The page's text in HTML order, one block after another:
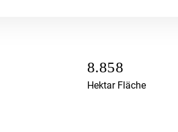
8.858
Hektar Fläche